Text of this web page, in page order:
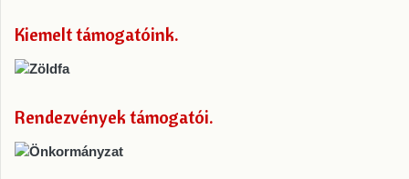
Kiemelt támogatóink
Rendezvények támogatói